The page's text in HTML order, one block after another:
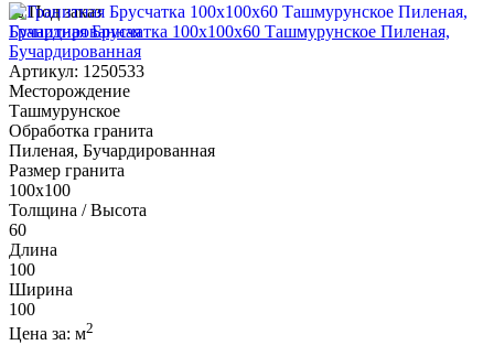
Под заказ
Гранитная Брусчатка 100х100x60 Ташмурунское Пиленая,
Бучардированная
Артикул: 1250533
Месторождение
Ташмурунское
Обработка гранита
Пиленая, Бучардированная
Размер гранита
100х100
Толщина / Высота
60
Длина
100
Ширина
100
Цена за: м2